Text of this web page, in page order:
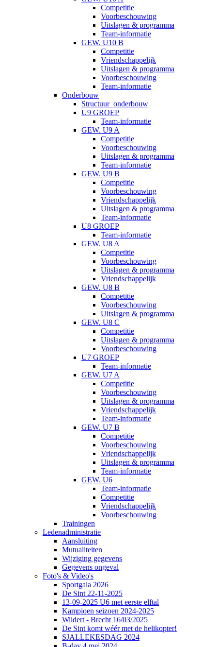
Competitie
Voorbeschouwing
Uitslagen & programma
Team-informatie
GEW. U10 B
Competitie
Vriendschappelijk
Uitslagen & programma
Voorbeschouwing
Team-informatie
Onderbouw
Structuur_onderbouw
U9 GROEP
Team-informatie
GEW. U9 A
Competitie
Voorbeschouwing
Uitslagen & programma
Team-informatie
GEW. U9 B
Competitie
Voorbeschouwing
Vriendschappelijk
Uitslagen & programma
Team-informatie
U8 GROEP
Team-informatie
GEW. U8 A
Competitie
Voorbeschouwing
Uitslagen & programma
Vriendschappelijk
GEW. U8 B
Competitie
Voorbeschouwing
Uitslagen & programma
GEW. U8 C
Competitie
Uitslagen & programma
Voorbeschouwing
U7 GROEP
Team-informatie
GEW. U7 A
Competitie
Voorbeschouwing
Uitslagen & programma
Vriendschappelijk
Team-informatie
GEW. U7 B
Competitie
Voorbeschouwing
Vriendschappelijk
Uitslagen & programma
Team-informatie
GEW. U6
Team-informatie
Competitie
Vriendschappelijk
Voorbeschouwing
Trainingen
Ledenadministratie
Aansluiting
Mutualiteiten
Wijziging gegevens
Gegevens ongeval
Foto's & Video's
Sportgala 2026
De Sint 22-11-2025
13-09-2025 U6 met eerste elftal
Kampioen seizoen 2024-2025
Wildert - Brecht 16/03/2025
De Sint komt wéér met de helikopter!
SJALLEKESDAG 2024